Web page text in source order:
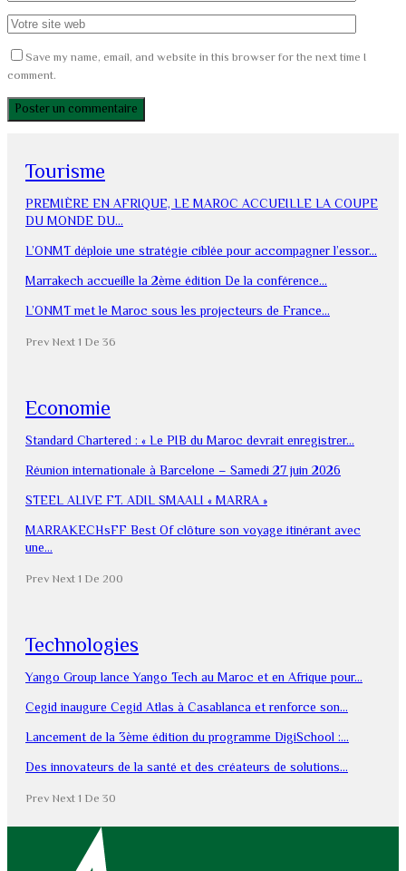
Save my name, email, and website in this browser for the next time I
comment.
Tourisme
PREMIÈRE EN AFRIQUE, LE MAROC ACCUEILLE LA COUPE
DU MONDE DU…
L’ONMT déploie une stratégie ciblée pour accompagner l’essor…
Marrakech accueille la 2ème édition De la conférence…
L’ONMT met le Maroc sous les projecteurs de France…
Prev Next1 De 36
Economie
Standard Chartered : « Le PIB du Maroc devrait enregistrer…
Réunion internationale à Barcelone – Samedi 27 juin 2026
STEEL ALIVE FT. ADIL SMAALI « MARRA »
MARRAKECHsFF Best Of clôture son voyage itinérant avec
une…
Prev Next1 De 200
Technologies
Yango Group lance Yango Tech au Maroc et en Afrique pour…
Cegid inaugure Cegid Atlas à Casablanca et renforce son…
Lancement de la 3ème édition du programme DigiSchool :…
Des innovateurs de la santé et des créateurs de solutions…
Prev Next1 De 30